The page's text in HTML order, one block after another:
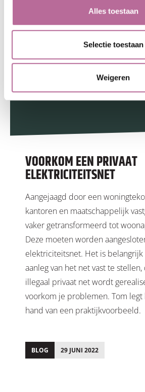
Alles toestaan
Selectie toestaan
Weigeren
VOORKOM EEN PRIVAAT
ELEKTRICITEITSNET
Aangejaagd door een
kantoren en maatschappelijk
vaker getransformeerd tot
Deze moeten worden
elektriciteitsnet. Het is
aanleg van het net vast te
illegaal privaat net wordt
voorkom je problemen. Tom legt
hand van een praktijkvoorbeeld.
BLOG 29 JUNI 2022